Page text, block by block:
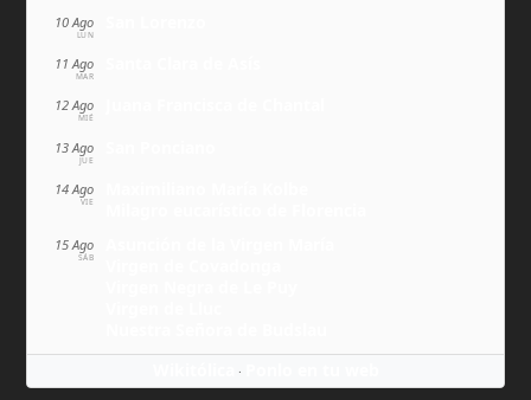
10 Ago
LUN
11 Ago
MAR
12 Ago
MIÉ
13 Ago
JUE
14 Ago
VIE
15 Ago
SÁB
·